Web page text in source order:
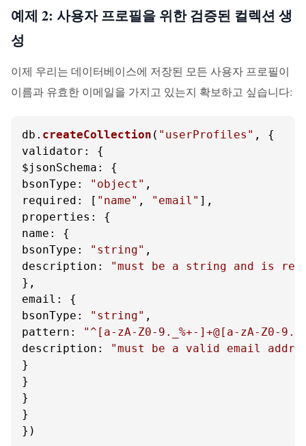
예제 2: 사용자 프로필을 위한 검증된 컬렉션 생
성
이제 우리는 데이터베이스에 저장된 모든 사용자 프로필이
이름과 유효한 이메일을 가지고 있는지 확보하고 싶습니다:
db. createCollection ( "userProfiles"
validator
$jsonSchema
bsonType : "object"
required : [ "name" , "email"
properties
name
bsonType : "string"
description :
"must be a string and is
email
bsonType : "string"
pattern :
"^[a-zA-Z0-9._%+-]+@[a-zA-Z0-
description :
"must be a valid email
}
}
}
}
})